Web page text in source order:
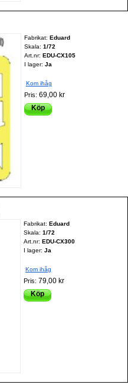
Fabrikat: Eduard
Skala: 1/72
Art.nr: EDU-CX105
I lager: Ja
Kom ihåg
Pris: 69,00 kr
Köp
Fabrikat:Eduard
Skala:1/72
Art.nr:EDU-CX300
I lager: Ja
Kom ihåg
Pris:79,00 kr
Köp